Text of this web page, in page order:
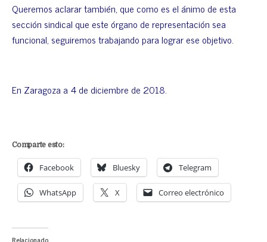
Queremos aclarar también, que como es el ánimo de esta
sección sindical que este órgano de representación sea
funcional, seguiremos trabajando para lograr ese objetivo.
En Zaragoza a 4 de diciembre de 2018.
Comparte esto:
Facebook Bluesky Telegram
WhatsApp X Correo electrónico
Relacionado